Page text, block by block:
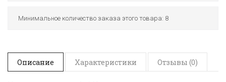
Минимальное количество заказа этого товара: 8
Описание Характеристики Отзывы (0)